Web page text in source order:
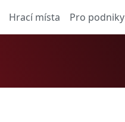
Hrací místa Pro podniky